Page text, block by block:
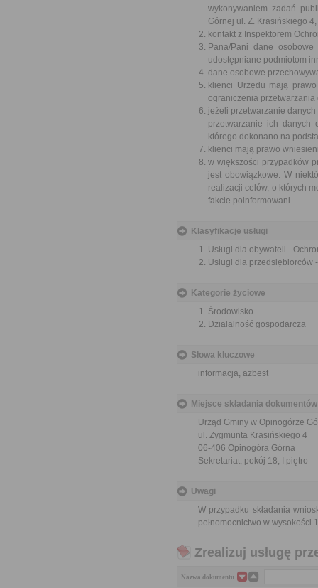
wykonywaniem zadań
Górnej ul. Z. Krasińskiego
kontakt z Inspektorem
Pana/Pani dane
udostępniane podmiotom
dane osobowe
klienci Urzędu mają
ograniczenia
jeżeli przetwarzanie
przetwarzanie ich danych
którego dokonano na
klienci mają prawo
w większości przypadków
jest obowiązkowe. W
realizacji celów, o których
fakcie poinformowani.
Klasyfikacje usługi
Usługi dla obywateli -
Usługi dla
Kategorie życiowe
Środowisko
Działalność gospodarcza
Słowa kluczowe
informacja, azbest
Miejsce składania dokumentów
Urząd Gminy w Opinogórze
ul. Zygmunta Krasińskiego 4
06-406 Opinogóra Górna
Sekretariat, pokój 18, I piętro
Uwagi
W przypadku składania
pełnomocnictwo w wysokości
Zrealizuj usługę
Nazwa dokumentu